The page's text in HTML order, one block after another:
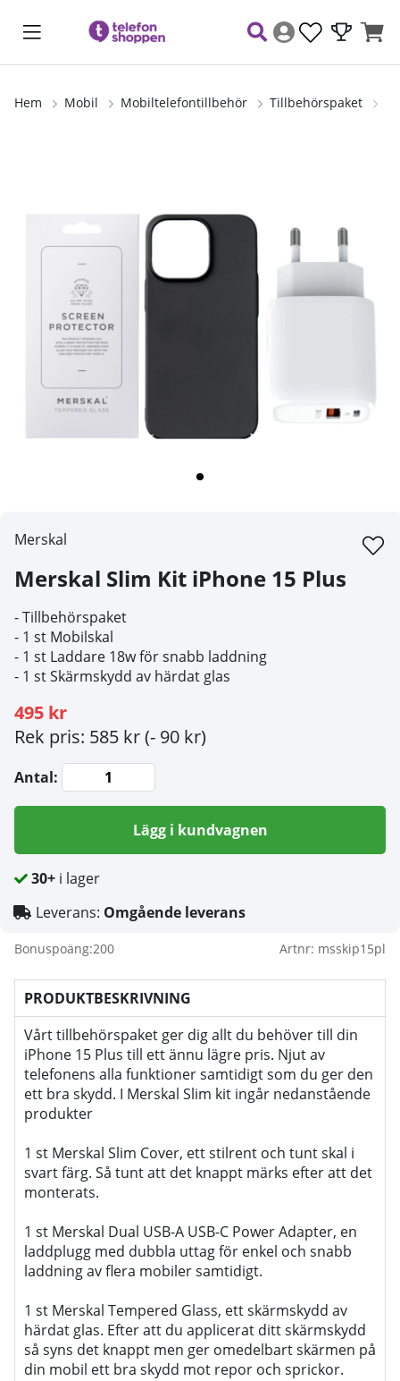
Hem Mobil Mobiltelefontillbehör Tillbehörspaket
Merskal
Merskal Slim Kit iPhone 15 Plus
- Tillbehörspaket
- 1 st Mobilskal
- 1 st Laddare 18w för snabb laddning
- 1 st Skärmskydd av härdat glas
495 kr
Rek pris: 585 kr(- 90 kr)
Antal:
Lägg i kundvagnen
30+ i lager
Leverans: Omgående leverans
Bonuspoäng:200 Artnr: msskip15pl
PRODUKTBESKRIVNING
Vårt tillbehörspaket ger dig allt du behöver till din
iPhone 15 Plus till ett ännu lägre pris. Njut av
telefonens alla funktioner samtidigt som du ger den
ett bra skydd. I Merskal Slim kit ingår nedanstående
produkter
1 st Merskal Slim Cover, ett stilrent och tunt skal i
svart färg. Så tunt att det knappt märks efter att det
monterats.
1 st Merskal Dual USB-A USB-C Power Adapter, en
laddplugg med dubbla uttag för enkel och snabb
laddning av flera mobiler samtidigt.
1 st Merskal Tempered Glass, ett skärmskydd av
härdat glas. Efter att du applicerat ditt skärmskydd
så syns det knappt men ger omedelbart skärmen på
din mobil ett bra skydd mot repor och sprickor.